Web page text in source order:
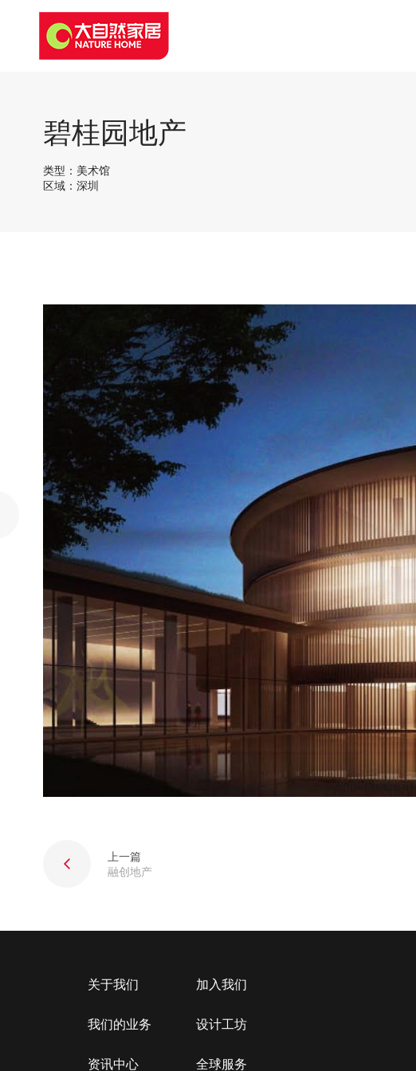
碧桂园地产
类型：美术馆
区域：深圳
上一篇
融创地产
关于我们
我们的业务
资讯中心
加入我们
设计工坊
全球服务